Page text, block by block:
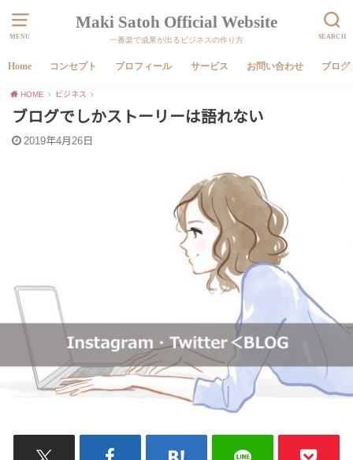
MENU SEARCH
Maki Satoh Official Website
一番楽で成果が出るビジネスの作り方
Home コンセプト プロフィール サービス お問い合わせ ブログ
HOME ビジネス
ブログでしかストーリーは語れない
2019年4月26日